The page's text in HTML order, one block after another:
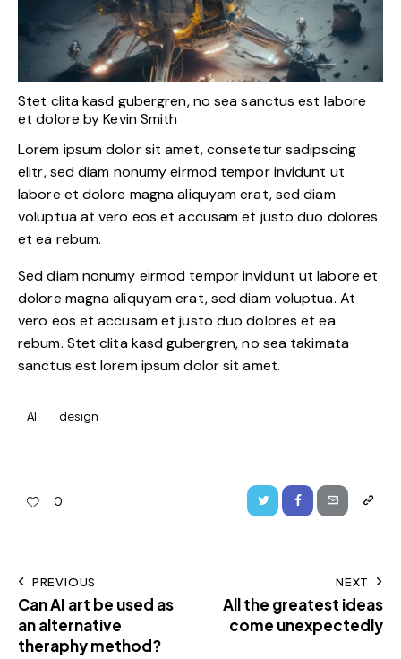
Stet clita kasd gubergren, no sea sanctus est labore
et dolore byKevin Smith
Lorem ipsum dolor sit amet, consetetur sadipscing
elitr, sed diam nonumy eirmod tempor invidunt ut
labore et dolore magna aliquyam erat, sed diam
voluptua at vero eos et accusam et justo duo dolores
et ea rebum.
Sed diam nonumy eirmod tempor invidunt ut labore et
dolore magna aliquyam erat, sed diam voluptua. At
vero eos et accusam et justo duo dolores et ea
rebum. Stet clita kasd gubergren, no sea takimata
sanctus est lorem ipsum dolor sit amet.
AI design
0
PREVIOUS
Can AI art be used as
an alternative
theraphy method?
NEXT
All the greatest ideas
come unexpectedly